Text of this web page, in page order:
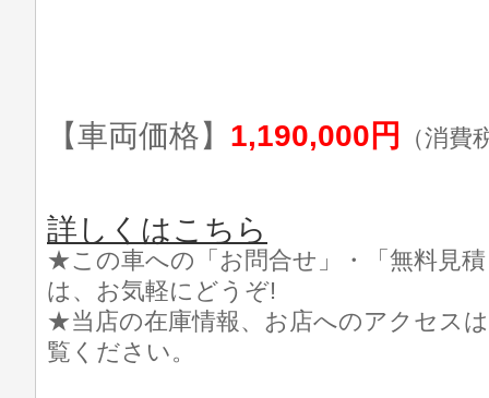
【車両価格】 1,190,000円 （消費
詳しくはこちら
★この車への「お問合せ」・「無料見
は、お気軽にどうぞ!
★当店の在庫情報、お店へのアクセス
覧ください。